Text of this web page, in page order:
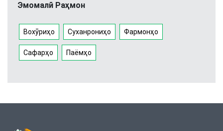
Эмомалӣ Раҳмон
Вохӯриҳо Суханрониҳо Фармонҳо
Сафарҳо Паёмҳо